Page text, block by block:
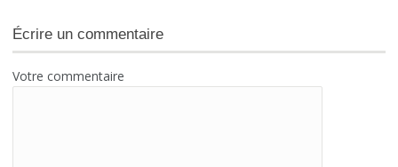
Écrire un commentaire
Votre commentaire